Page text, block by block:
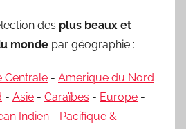
des plus beaux et
monde par géographie :
Centrale - Amerique du Nord
- Asie - Caraïbes - Europe -
Indien - Pacifique &